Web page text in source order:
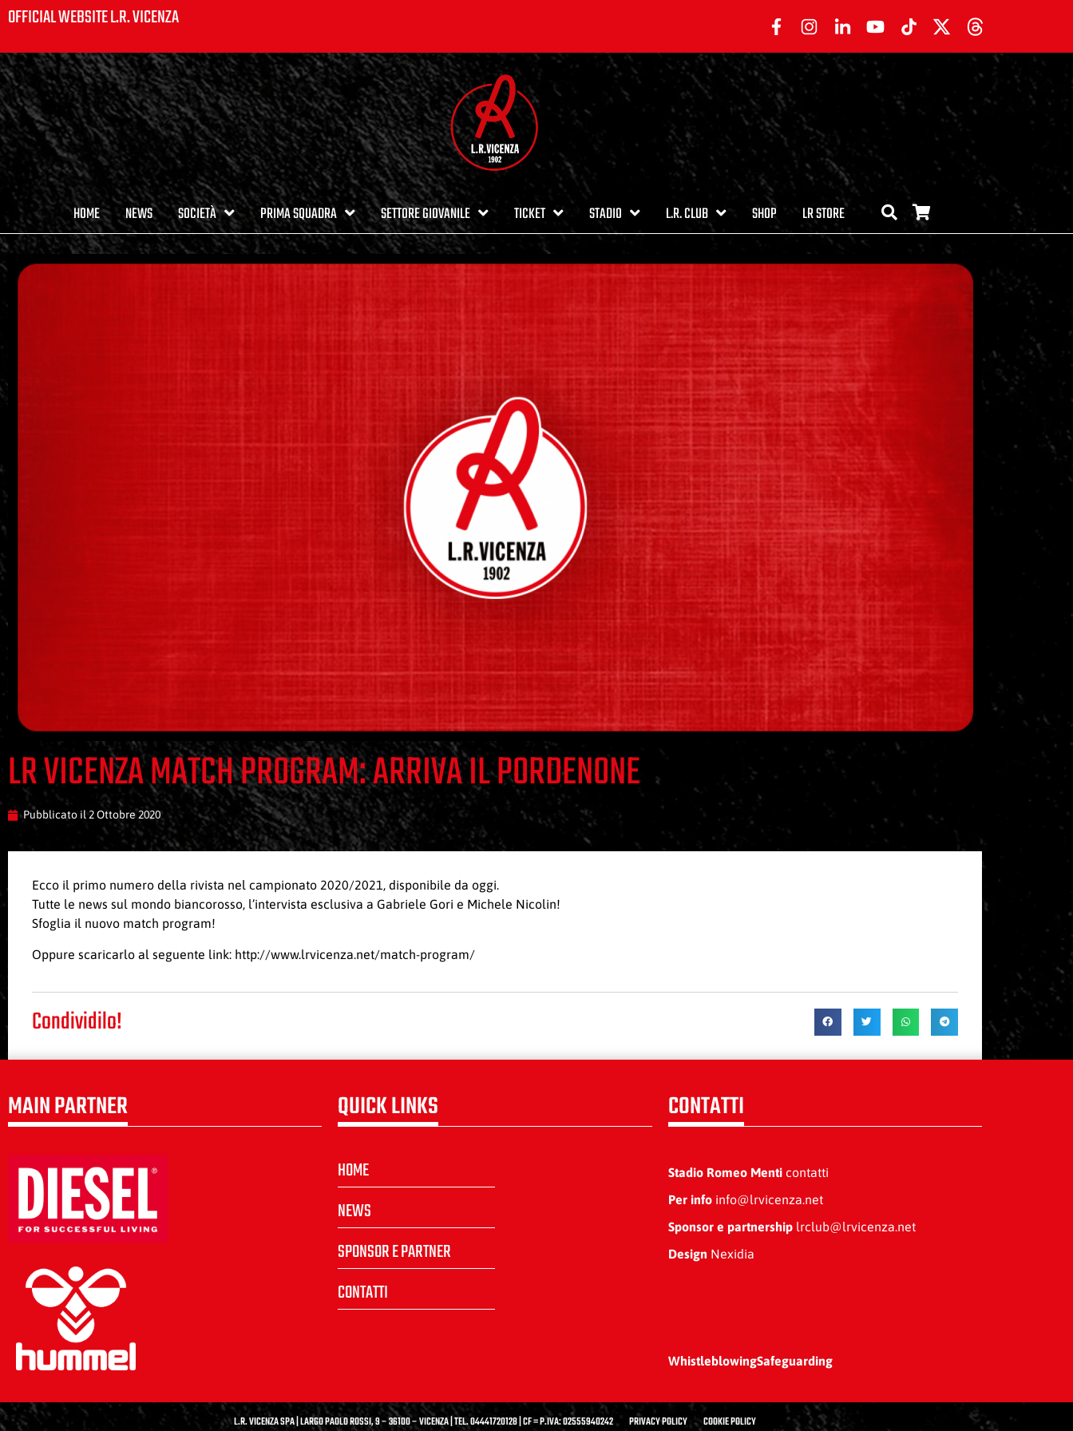
OFFICIAL WEBSITE L.R. VICENZA
HOME NEWS SOCIETÀ PRIMA SQUADRA SETTORE GIOVANILE TICKET STADIO L.R. CLUB SHOP LR STORE
LR VICENZA MATCH PROGRAM: ARRIVA IL PORDENONE
Pubblicato il2 Ottobre 2020
Ecco il primo numero della rivista nel campionato 2020/2021, disponibile da oggi.
Tutte le news sul mondo biancorosso, l’intervista esclusiva a Gabriele Gori e Michele Nicolin!
Sfoglia il nuovo match program!
Oppure scaricarlo al seguente link: http://www.lrvicenza.net/match-program/
Condividilo!
MAIN PARTNER QUICK LINKS
HOME
NEWS
SPONSOR E PARTNER
CONTATTI
CONTATTI
Stadio Romeo Menticontatti
Per infoinfo@lrvicenza.net
Sponsor e partnershiplrclub@lrvicenza.net
Design Nexidia
WhistleblowingSafeguarding
L.R. VICENZA SPA | LARGO PAOLO ROSSI, 9 – 36100 – VICENZA | TEL. 04441720128 | CF = P.IVA: 02555940242 PRIVACY POLICY COOKIE POLICY